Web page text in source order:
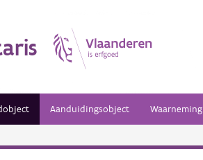
Aanduidingsobject Waarneming